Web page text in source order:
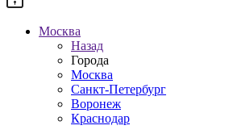
Москва
Назад
Города
Москва
Санкт-Петербург
Воронеж
Краснодар